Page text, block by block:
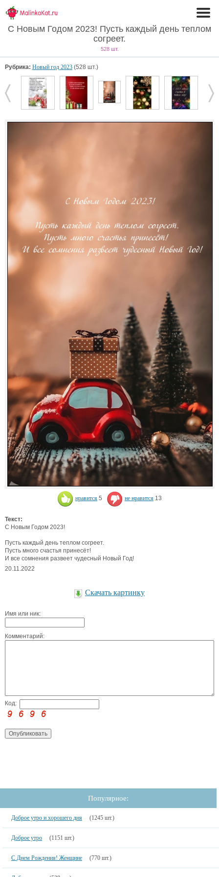
С Новым Годом 2023! Пусть каждый день теплом
согреет.
528 шт.
Рубрика: Новый год 2023 (528 шт.)
нравится 5 не нравится 13
Текст:
С Новым Годом 2023!
Пусть каждый день теплом согреет.
Пусть много счастья принесёт!
И все сомнения развеет чудесный Новый Год!
20.11.2022
Скачать картинку
Имя или ник:
Комментарий:
Код:
Популярное:
Доброе утро и хорошего дня (1245 шт.)
Доброе утро (1151 шт.)
С Днем Рождения! Женщине (770 шт.)